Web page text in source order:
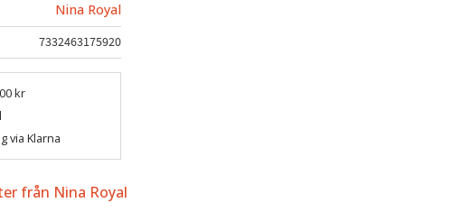
Nina Royal
7332463175920
kr
via Klarna
från Nina Royal